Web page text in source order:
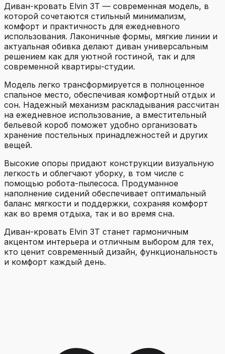
Диван-кровать Elvin 3T — современная модель, в
которой сочетаются стильный минимализм,
комфорт и практичность для ежедневного
использования. Лаконичные формы, мягкие линии и
актуальная обивка делают диван универсальным
решением как для уютной гостиной, так и для
современной квартиры-студии.
Модель легко трансформируется в полноценное
спальное место, обеспечивая комфортный отдых и
сон. Надежный механизм раскладывания рассчитан
на ежедневное использование, а вместительный
бельевой короб поможет удобно организовать
хранение постельных принадлежностей и других
вещей.
Высокие опоры придают конструкции визуальную
легкость и облегчают уборку, в том числе с
помощью робота-пылесоса. Продуманное
наполнение сидений обеспечивает оптимальный
баланс мягкости и поддержки, сохраняя комфорт
как во время отдыха, так и во время сна.
Диван-кровать Elvin 3T станет гармоничным
акцентом интерьера и отличным выбором для тех,
кто ценит современный дизайн, функциональность
и комфорт каждый день.